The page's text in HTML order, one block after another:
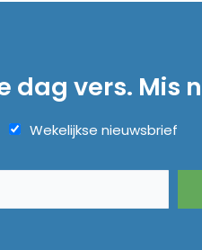
dag vers. Mis
Wekelijkse nieuwsbrief